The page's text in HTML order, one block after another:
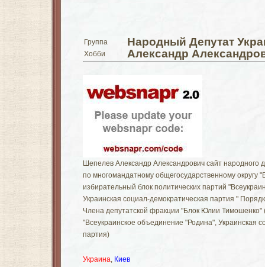
Группа
Хобби
Народный Депутат
Александр
Шепелев Александр Александрович сайт народного
по многомандатному общегосударственному округу
избирательный блок политических партий
Украинская социал-демократическая партия "
Члена депутатской фракции "Блок Юлии Тимошенко"
"Всеукраинское объединение "Родина", Украинская
партия)
Украина, Киев